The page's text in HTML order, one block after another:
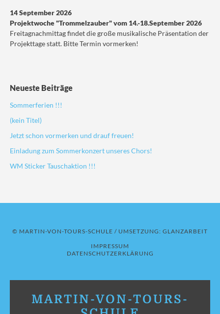
14 September 2026
Projektwoche "Trommelzauber" vom 14.-18.September 2026
Freitagnachmittag findet die große musikalische Präsentation der
Projekttage statt. Bitte Termin vormerken!
Neueste Beiträge
Sommerferien !!!
(kein Titel)
Jetzt schon vormerken und drauf freuen!
Einladung zum Sommerkonzert unseres Chors!
WM Sticker Tauschaktion !!!
© MARTIN-VON-TOURS-SCHULE / UMSETZUNG: GLANZARBEIT
IMPRESSUM
DATENSCHUTZERKLÄRUNG
MARTIN-VON-TOURS-